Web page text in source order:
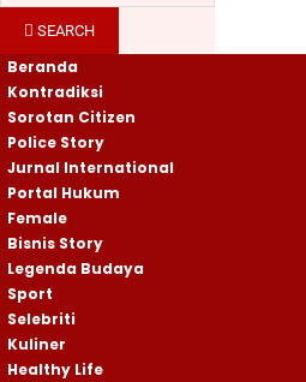
SEARCH
Beranda
Kontradiksi
Sorotan Citizen
Police Story
Jurnal International
Portal Hukum
Female
Bisnis Story
Legenda Budaya
Sport
Selebriti
Kuliner
Healthy Life